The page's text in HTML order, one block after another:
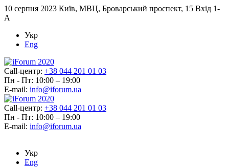
10 серпня 2023 Київ, МВЦ, Броварський проспект, 15 Вхід 1-
А
Укр
Eng
Call-центр: +38 044 201 01 03
Пн - Пт: 10:00 – 19:00
E-mail: info@iforum.ua
Call-центр: +38 044 201 01 03
Пн - Пт: 10:00 – 19:00
E-mail: info@iforum.ua
Укр
Eng